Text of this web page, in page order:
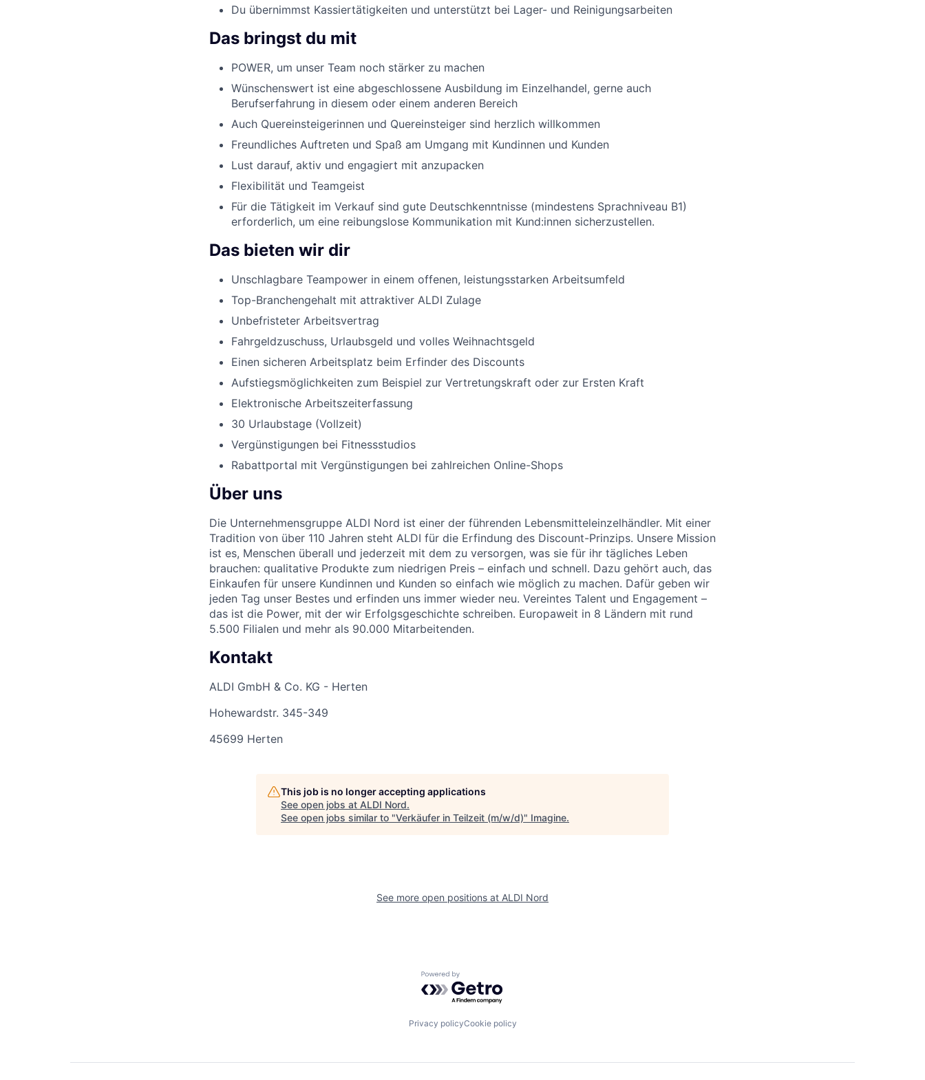
Du übernimmst Kassiertätigkeiten und unterstützt bei Lager- und Reinigungsarbeiten
Das bringst du mit
POWER, um unser Team noch stärker zu machen
Wünschenswert ist eine abgeschlossene Ausbildung im Einzelhandel, gerne auch
Berufserfahrung in diesem oder einem anderen Bereich
Auch Quereinsteigerinnen und Quereinsteiger sind herzlich willkommen
Freundliches Auftreten und Spaß am Umgang mit Kundinnen und Kunden
Lust darauf, aktiv und engagiert mit anzupacken
Flexibilität und Teamgeist
Für die Tätigkeit im Verkauf sind gute Deutschkenntnisse (mindestens Sprachniveau B1)
erforderlich, um eine reibungslose Kommunikation mit Kund:innen sicherzustellen.
Das bieten wir dir
Unschlagbare Teampower in einem offenen, leistungsstarken Arbeitsumfeld
Top-Branchengehalt mit attraktiver ALDI Zulage
Unbefristeter Arbeitsvertrag
Fahrgeldzuschuss, Urlaubsgeld und volles Weihnachtsgeld
Einen sicheren Arbeitsplatz beim Erfinder des Discounts
Aufstiegsmöglichkeiten zum Beispiel zur Vertretungskraft oder zur Ersten Kraft
Elektronische Arbeitszeiterfassung
30 Urlaubstage (Vollzeit)
Vergünstigungen bei Fitnessstudios
Rabattportal mit Vergünstigungen bei zahlreichen Online-Shops
Über uns
Die Unternehmensgruppe ALDI Nord ist einer der führenden Lebensmitteleinzelhändler. Mit einer
Tradition von über 110 Jahren steht ALDI für die Erfindung des Discount-Prinzips. Unsere Mission
ist es, Menschen überall und jederzeit mit dem zu versorgen, was sie für ihr tägliches Leben
brauchen: qualitative Produkte zum niedrigen Preis – einfach und schnell. Dazu gehört auch, das
Einkaufen für unsere Kundinnen und Kunden so einfach wie möglich zu machen. Dafür geben wir
jeden Tag unser Bestes und erfinden uns immer wieder neu. Vereintes Talent und Engagement –
das ist die Power, mit der wir Erfolgsgeschichte schreiben. Europaweit in 8 Ländern mit rund
5.500 Filialen und mehr als 90.000 Mitarbeitenden.
Kontakt
ALDI GmbH & Co. KG - Herten
Hohewardstr. 345-349
45699 Herten
This job is no longer accepting applications
See open jobs at ALDI Nord.
See open jobs similar to "Verkäufer in Teilzeit (m/w/d)" Imagine.
See more open positions at ALDI Nord
Powered by Getro.com
Privacy policyCookie policy